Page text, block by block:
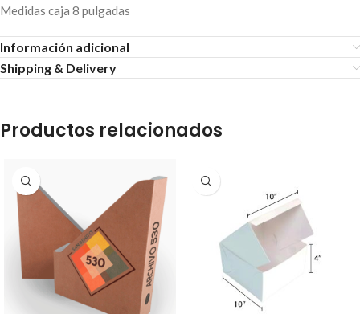
Medidas caja 8 pulgadas
Información adicional
Shipping & Delivery
Productos relacionados